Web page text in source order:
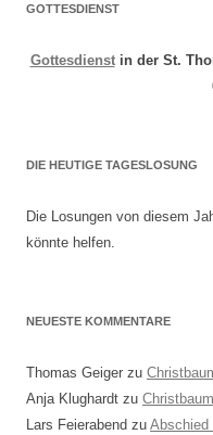
GOTTESDIENST
Gottesdienstin der St.
DIE HEUTIGE TAGESLOSUNG
Die Losungen von diesem
könnte helfen.
NEUESTE KOMMENTARE
Thomas Geiger zu
Anja Klughardt zu
Lars Feierabend zu Abschied